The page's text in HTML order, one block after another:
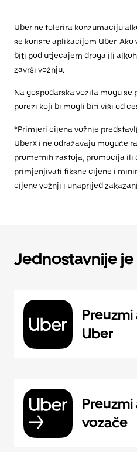
Uber ne tolerira konzumaciju
se koriste aplikacijom Uber.
biti pod utjecajem droga ili
završi vožnju.
Na gospodarska vozila mogu
porezi koji bi mogli biti viši od
*Primjeri cijena vožnje
UberX i ne odražavaju moguće
prometnih zastoja, promocija ili
primjenjivati fiksne cijene i
cijene vožnji i unaprijed
Jednostavnije
Preuzmi
Uber
Preuzmi
vozače